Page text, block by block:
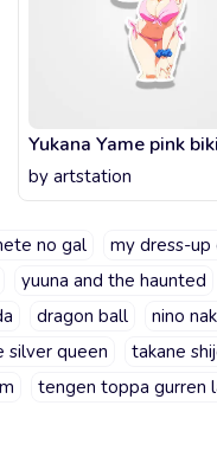
Yukana Yame pink
by artstation
no gal my dress-up
yuuna and the haunted
dragon ball nino
silver queen takane
tengen toppa gurren